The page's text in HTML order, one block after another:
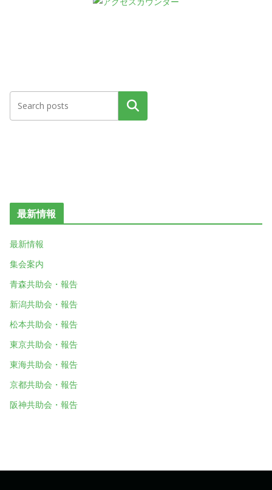
検索
最新情報
最新情報
集会案内
青森共助会・報告
新潟共助会・報告
松本共助会・報告
東京共助会・報告
東海共助会・報告
京都共助会・報告
阪神共助会・報告